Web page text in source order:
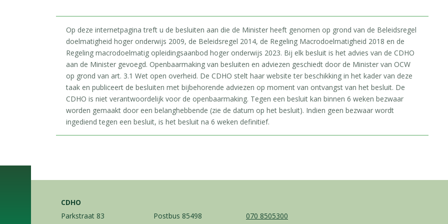
Op deze internetpagina treft u de besluiten aan die de Minister heeft genomen op grond van de Beleidsregel
doelmatigheid hoger onderwijs 2009, de Beleidsregel 2014, de Regeling Macrodoelmatigheid 2018 en de
Regeling macrodoelmatig opleidingsaanbod hoger onderwijs 2023. Bij elk besluit is het advies van de CDHO
aan de Minister gevoegd. Openbaarmaking van besluiten en adviezen geschiedt door de Minister van OCW
op grond van art. 3.1 Wet open overheid. De CDHO stelt haar website ter beschikking in het kader van deze
taak en publiceert de besluiten met bijbehorende adviezen op moment van ontvangst van het besluit. De
CDHO is niet verantwoordelijk voor de openbaarmaking. Tegen een besluit kan binnen 6 weken bezwaar
worden gemaakt door een belanghebbende (zie de datum op het besluit). Indien geen bezwaar wordt
ingediend tegen een besluit, is het besluit na 6 weken definitief.
CDHO
Parkstraat 83
Postbus 85498 070 8505300